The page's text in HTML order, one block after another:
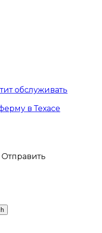
обслуживать
в Техасе
Отправить